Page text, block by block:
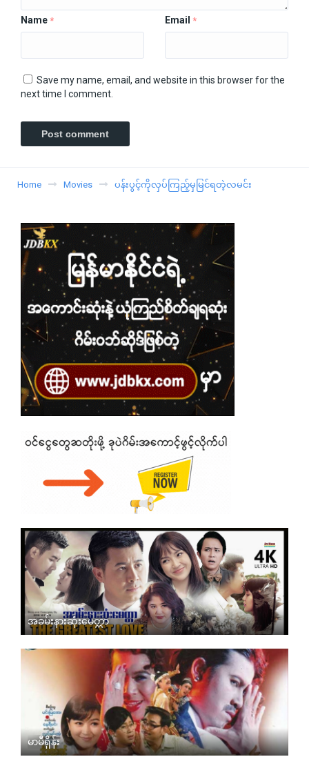
Name * Email *
Save my name, email, and website in this browser for the
next time I comment.
Home Movies ပန်းပွင့်ကိုလှပ်ကြည့်မှမြင်ရတဲ့လမင်း
အခမ်းနားဆုံးမေတ္တာ
မာမီရှိန်း